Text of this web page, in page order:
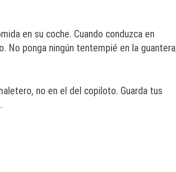
en su coche. Cuando conduzca en
No ponga ningún tentempié en la
no en el del copiloto. Guarda tus